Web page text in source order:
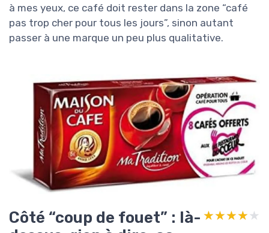
à mes yeux, ce café doit rester dans la zone “café
pas trop cher pour tous les jours”, sinon autant
passer à une marque un peu plus qualitative.
Côté “coup de fouet” : là- ★★★★★
★★★★★